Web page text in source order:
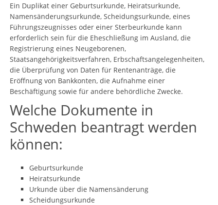
Ein Duplikat einer Geburtsurkunde, Heiratsurkunde,
Namensänderungsurkunde, Scheidungsurkunde, eines
Führungszeugnisses oder einer Sterbeurkunde kann
erforderlich sein für die Eheschließung im Ausland, die
Registrierung eines Neugeborenen,
Staatsangehörigkeitsverfahren, Erbschaftsangelegenheiten,
die Überprüfung von Daten für Rentenanträge, die
Eröffnung von Bankkonten, die Aufnahme einer
Beschäftigung sowie für andere behördliche Zwecke.
Welche Dokumente in
Schweden beantragt werden
können:
Geburtsurkunde
Heiratsurkunde
Urkunde über die Namensänderung
Scheidungsurkunde